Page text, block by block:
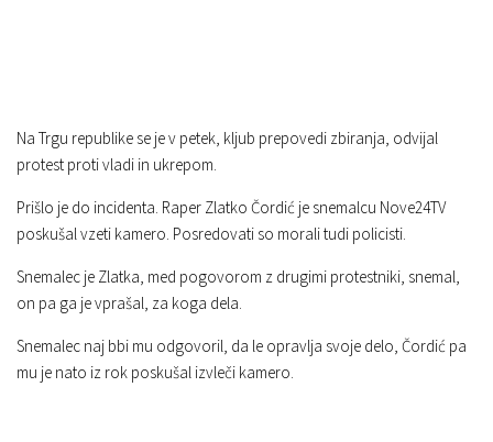
Na Trgu republike se je v petek, kljub prepovedi zbiranja, odvijal
protest proti vladi in ukrepom.
Prišlo je do incidenta. Raper Zlatko Čordić je snemalcu Nove24TV
poskušal vzeti kamero. Posredovati so morali tudi policisti.
Snemalec je Zlatka, med pogovorom z drugimi protestniki, snemal,
on pa ga je vprašal, za koga dela.
Snemalec naj bbi mu odgovoril, da le opravlja svoje delo, Čordić pa
mu je nato iz rok poskušal izvleči kamero.